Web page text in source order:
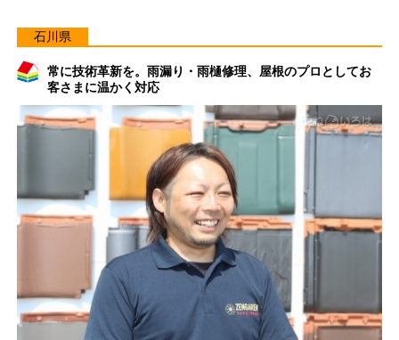
石川県
常に技術革新を。雨漏り・雨樋修理、屋根のプロとしてお
客さまに温かく対応